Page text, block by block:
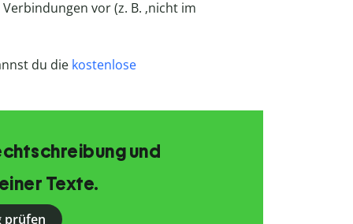
vor (z. B. ‚nicht im
du die kostenlose
und
Texte.
prüfen